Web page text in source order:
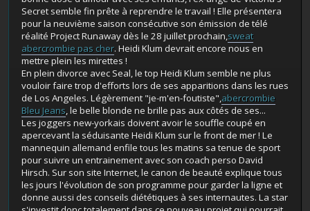
Secret semble fin prête à reprendre le travail ! Elle présentera
pour la neuvième saison consécutive son émission de télé
réalité Project Runaway dès le 28 juillet prochain,sweat
abercrombie pas cher. Heidi Klum devrait encore nous en
mettre plein les mirettes !
En plein divorce avec Seal, le top Heidi Klum semble ne plus
vouloir faire trop d'efforts lors de ses apparitions dans les rues
de Los Angeles. Légèrement "je-m'en-foutiste",abercrombie
Bleu Jeans, le belle blonde ne brille pas aux côtés de ses...
Les joggers new-yorkais doivent avoir le souffle coupé en
apercevant la séduisante Heidi Klum sur le front de mer ! Le
mannequin allemand enfile tous les matins sa tenue de sport
pour suivre un entrainement avec son coach perso David
Hirsch. Sur son site Internet, le canon de beauté explique tous
les jours l'évolution de son programme pour garder la ligne et
donne aussi des conseils diététiques à ses internautes. La star